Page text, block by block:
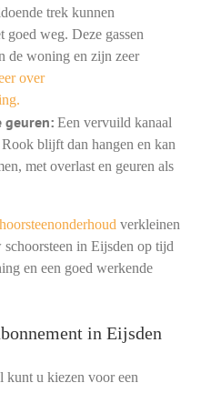
trek kunnen
goed weg. Deze gassen
de woning en zijn zeer
over
geuren:Een vervuild kanaal
blijft dan hangen en kan
met overlast en geuren als
verkleinen
schoorsteen in Eijsden op tijd
en een goed werkende
in Eijsden
kunt u kiezen voor een